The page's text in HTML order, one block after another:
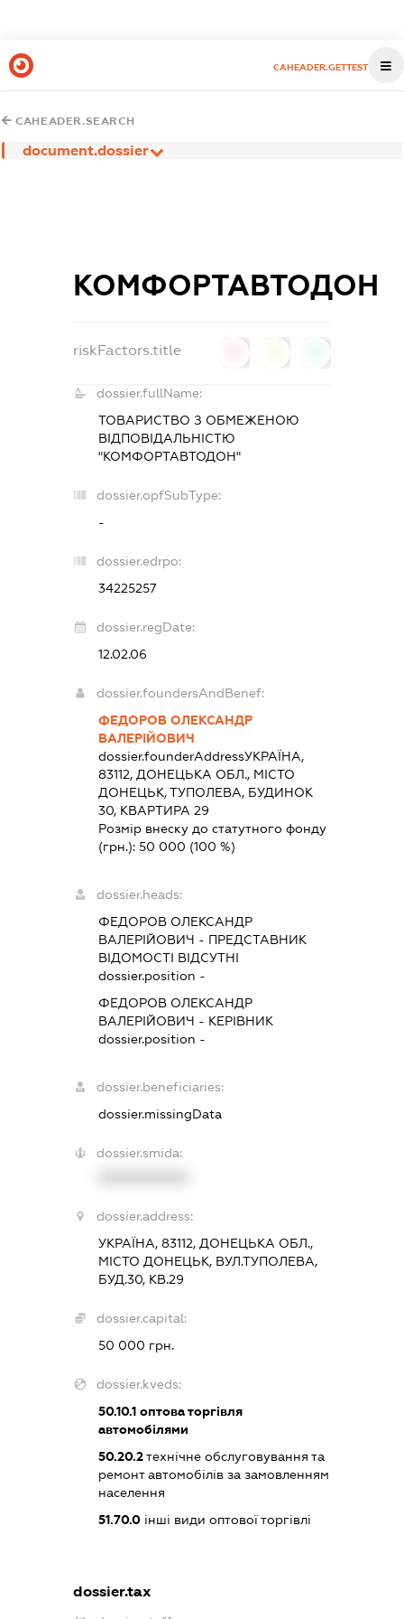
CAHEADER.GETTEST
CAHEADER.SEARCH
document.dossier
КОМФОРТАВТОДОН
riskFactors.title
dossier.fullName:
ТОВАРИСТВО З ОБМЕЖЕНОЮ
ВІДПОВІДАЛЬНІСТЮ
"КОМФОРТАВТОДОН"
dossier.opfSubType:
-
dossier.edrpo:
34225257
dossier.regDate:
12.02.06
dossier.foundersAndBenef:
ФЕДОРОВ ОЛЕКСАНДР
ВАЛЕРІЙОВИЧ
dossier.founderAddressУКРАЇНА,
83112, ДОНЕЦЬКА ОБЛ., МІСТО
ДОНЕЦЬК, ТУПОЛЕВА, БУДИНОК
30, КВАРТИРА 29
Розмір внеску до статутного фонду
(грн.): 50 000 (100 %)
dossier.heads:
ФЕДОРОВ ОЛЕКСАНДР
ВАЛЕРІЙОВИЧ - ПРЕДСТАВНИК
ВІДОМОСТІ ВІДСУТНІ
dossier.position -
ФЕДОРОВ ОЛЕКСАНДР
ВАЛЕРІЙОВИЧ - КЕРІВНИК
dossier.position -
dossier.beneficiaries:
dossier.missingData
dossier.smida:
dossier.address:
УКРАЇНА, 83112, ДОНЕЦЬКА ОБЛ.,
МІСТО ДОНЕЦЬК, ВУЛ.ТУПОЛЕВА,
БУД.30, КВ.29
dossier.capital:
50 000 грн.
dossier.kveds:
50.10.1оптова торгівля
автомобілями
50.20.2технічне обслуговування та
ремонт автомобілів за замовленням
населення
51.70.0інші види оптової торгівлі
dossier.tax